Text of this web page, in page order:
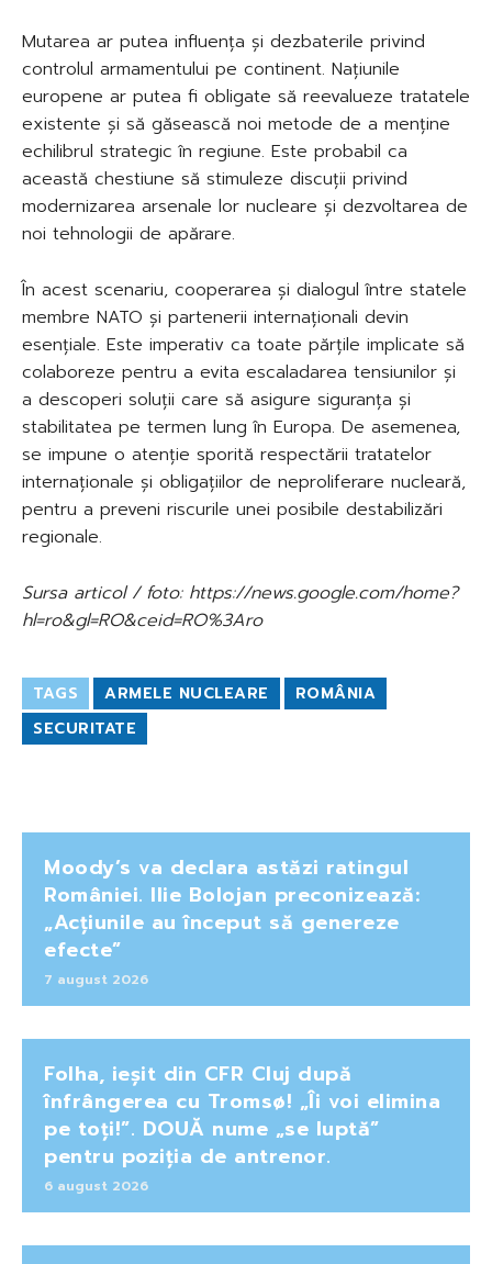
Mutarea ar putea influența și dezbaterile privind
controlul armamentului pe continent. Națiunile
europene ar putea fi obligate să reevalueze tratatele
existente și să găsească noi metode de a menține
echilibrul strategic în regiune. Este probabil ca
această chestiune să stimuleze discuții privind
modernizarea arsenale lor nucleare și dezvoltarea de
noi tehnologii de apărare.
În acest scenariu, cooperarea și dialogul între statele
membre NATO și partenerii internaționali devin
esențiale. Este imperativ ca toate părțile implicate să
colaboreze pentru a evita escaladarea tensiunilor și
a descoperi soluții care să asigure siguranța și
stabilitatea pe termen lung în Europa. De asemenea,
se impune o atenție sporită respectării tratatelor
internaționale și obligațiilor de neproliferare nucleară,
pentru a preveni riscurile unei posibile destabilizări
regionale.
Sursa articol / foto: https://news.google.com/home?
hl=ro&gl=RO&ceid=RO%3Aro
TAGS ARMELE NUCLEARE
ROMÂNIA
SECURITATE
Moody’s va declara astăzi ratingul
României. Ilie Bolojan preconizează:
„Acțiunile au început să genereze
efecte”
7 august 2026
Folha, ieșit din CFR Cluj după
înfrângerea cu Tromsø! „Îi voi elimina
pe toți!”. DOUĂ nume „se luptă”
pentru poziția de antrenor.
6 august 2026